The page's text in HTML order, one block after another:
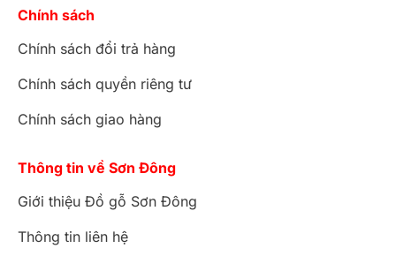
Chính sách
Chính sách đổi trả hàng
Chính sách quyền riêng tư
Chính sách giao hàng
Thông tin về Sơn Đông
Giới thiệu Đồ gỗ Sơn Đông
Thông tin liên hệ